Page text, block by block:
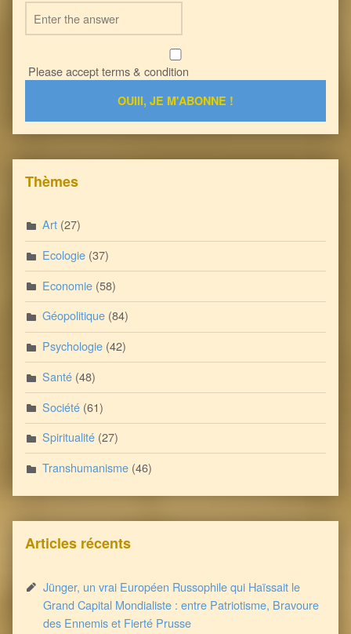
Please accept terms & condition
Thèmes
Art (27)
Ecologie (37)
Economie (58)
Géopolitique (84)
Psychologie (42)
Santé (48)
Société (61)
Spiritualité (27)
Transhumanisme (46)
Articles récents
Jünger, un vrai Européen Russophile qui Haïssait le
Grand Capital Mondialiste : entre Patriotisme, Bravoure
des Ennemis et Fierté Prusse